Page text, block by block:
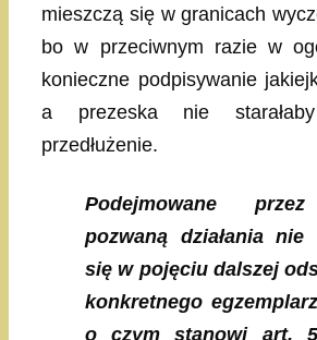
mieszczą się w granicach
bo w przeciwnym razie w
konieczne podpisywanie
a prezeska nie
przedłużenie.
Podejmowane
pozwaną działania nie
się w pojęciu dalszej
konkretnego
o czym stanowi art,